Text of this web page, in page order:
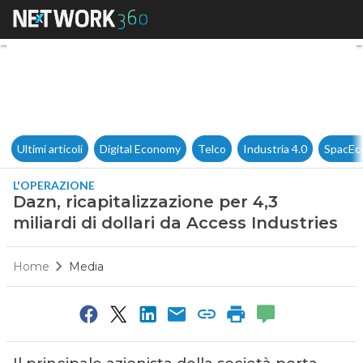
Dazn, ricapitalizzazione per
Ultimi articoli Digital Economy Telco Industria 4.0
L'OPERAZIONE
Dazn, ricapitalizzazione per 4,3
miliardi di dollari da Access Industries
Home Media